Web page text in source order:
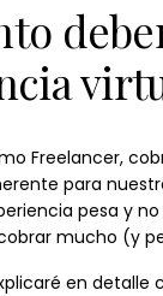
Freelancer,
para
pesa y
mucho (y
en detalle